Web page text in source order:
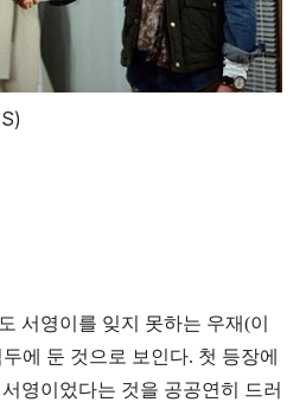
서영이를 잊지 못하는 우재(이
에 둔 것으로 보인다. 첫 등장에
영이었다는 것을 공공연히 드러